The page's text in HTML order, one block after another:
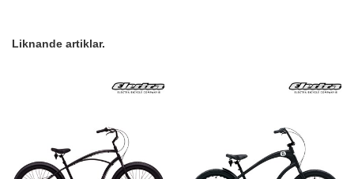
Liknande artiklar.